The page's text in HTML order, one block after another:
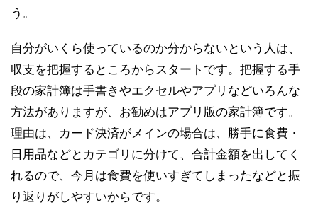
う。
自分がいくら使っているのか分からないという人は、
収支を把握するところからスタートです。把握する手
段の家計簿は手書きやエクセルやアプリなどいろんな
方法がありますが、お勧めはアプリ版の家計簿です。
理由は、カード決済がメインの場合は、勝手に食費・
日用品などとカテゴリに分けて、合計金額を出してく
れるので、今月は食費を使いすぎてしまったなどと振
り返りがしやすいからです。